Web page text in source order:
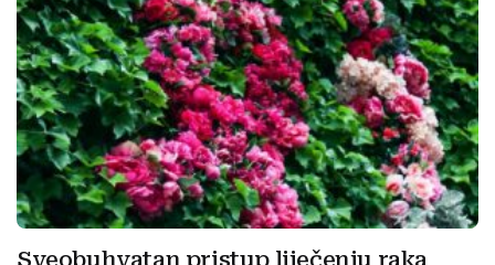
Sveobuhvatan pristup liječenju raka